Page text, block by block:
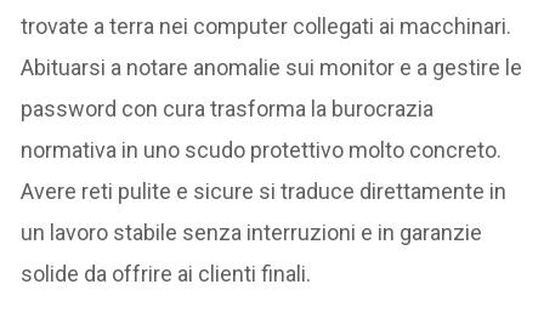
trovate a terra nei computer collegati ai macchinari.
Abituarsi a notare anomalie sui monitor e a gestire le
password con cura trasforma la burocrazia
normativa in uno scudo protettivo molto concreto.
Avere reti pulite e sicure si traduce direttamente in
un lavoro stabile senza interruzioni e in garanzie
solide da offrire ai clienti finali.